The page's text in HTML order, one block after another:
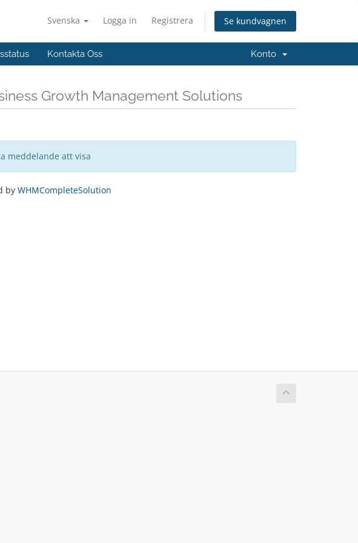
Svenska Logga in Registrera Se kundvagnen
Kontakta Oss Konto
Growth Management Solutions
meddelande att visa
by WHMCompleteSolution